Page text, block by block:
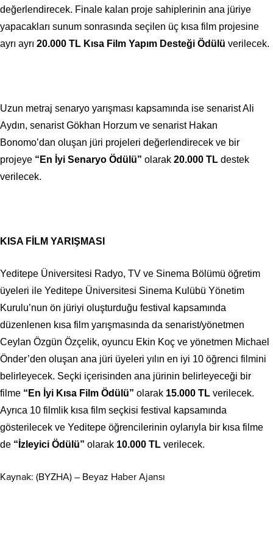
değerlendirecek. Finale kalan proje sahiplerinin ana jüriye
yapacakları sunum sonrasında seçilen üç kısa film projesine
ayrı ayrı 20.000 TL Kısa Film Yapım Desteği Ödülü verilecek.
Uzun metraj senaryo yarışması kapsamında ise senarist Ali
Aydın, senarist Gökhan Horzum ve senarist Hakan
Bonomo’dan oluşan jüri projeleri değerlendirecek ve bir
projeye “En İyi Senaryo Ödülü” olarak 20.000 TL destek
verilecek.
KISA FİLM YARIŞMASI
Yeditepe Üniversitesi Radyo, TV ve Sinema Bölümü öğretim
üyeleri ile Yeditepe Üniversitesi Sinema Kulübü Yönetim
Kurulu’nun ön jüriyi oluşturduğu festival kapsamında
düzenlenen kısa film yarışmasında da senarist/yönetmen
Ceylan Özgün Özçelik, oyuncu Ekin Koç ve yönetmen Michael
Önder’den oluşan ana jüri üyeleri yılın en iyi 10 öğrenci filmini
belirleyecek. Seçki içerisinden ana jürinin belirleyeceği bir
filme “En İyi Kısa Film Ödülü” olarak 15.000 TL verilecek.
Ayrıca 10 filmlik kısa film seçkisi festival kapsamında
gösterilecek ve Yeditepe öğrencilerinin oylarıyla bir kısa filme
de “İzleyici Ödülü” olarak 10.000 TL verilecek.
Kaynak: (BYZHA) – Beyaz Haber Ajansı